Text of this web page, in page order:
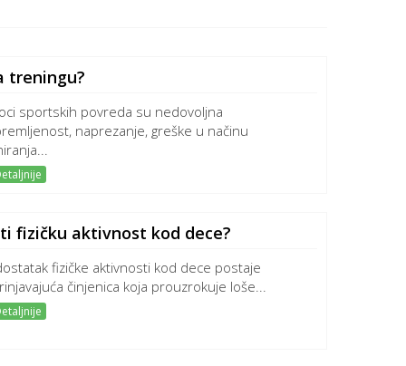
treningu?
sportskih povreda su nedovoljna
naprezanje, greške u načinu
fizičku aktivnost kod dece?
fizičke aktivnosti kod dece postaje
činjenica koja prouzrokuje loše...